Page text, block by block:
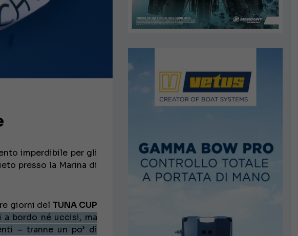
imperdibile per gli
presso la Marina di
giorni delTUNA CUP
bordo né uccisi, ma
– tranne un po’ di